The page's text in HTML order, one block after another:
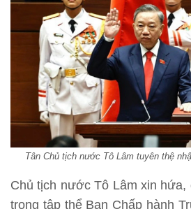
Tân Chủ tịch nước Tô Lâm tuyên thệ
Chủ tịch nước Tô Lâm xin hứa,
trong tập thể Ban Chấp hành